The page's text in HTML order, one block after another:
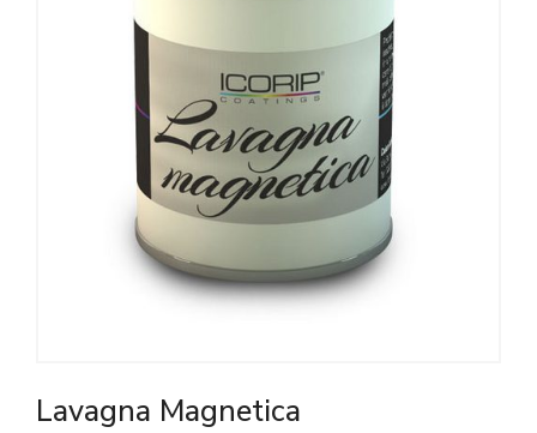
Lavagna Magnetica